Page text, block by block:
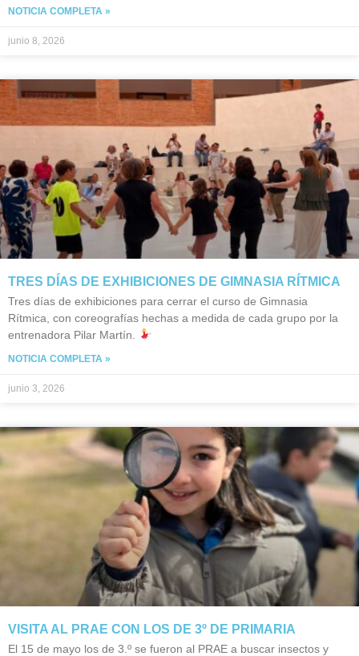
NOTICIA COMPLETA »
junio 8, 2026
TRES DÍAS DE EXHIBICIONES DE GIMNASIA RÍTMICA
Tres días de exhibiciones para cerrar el curso de Gimnasia
Rítmica, con coreografías hechas a medida de cada grupo por la
entrenadora Pilar Martín.
NOTICIA COMPLETA »
junio 3, 2026
VISITA AL PRAE CON LOS DE 3º DE PRIMARIA
El 15 de mayo los de 3.º se fueron al PRAE a buscar insectos y